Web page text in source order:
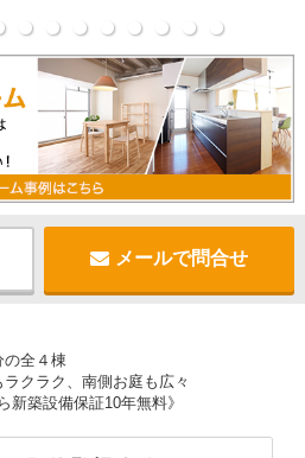
メールで問合せ
全４棟
クラク、南側お庭も広々
新築設備保証10年無料》